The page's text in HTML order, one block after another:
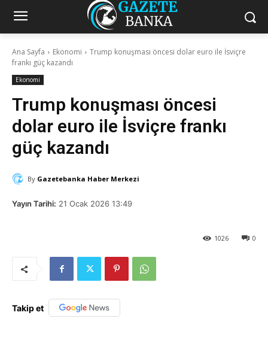
Ana Sayfa Ekonomi
Trump konuşması öncesi dolar euro ile İsviçre
frankı güç kazandı
Ekonomi
Trump konuşması öncesi
dolar euro ile İsviçre frankı
güç kazandı
By Gazetebanka Haber Merkezi
Yayın Tarihi: 21 Ocak 2026 13:49
0
1026
Takip et